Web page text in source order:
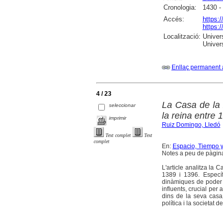
Cronologia:
1430 -
Accés:
Localització:
Enllaç permanent
4 / 23
seleccionar
imprimir
Text complet
Text
complet
La Casa de la
la reina entre
Ruiz Domingo, Lledó
En: Espacio, Tiempo
Notes a peu de
L'article analitza la
1389 i 1396.
dinàmiques de
influents, crucial per
dins de la seva
política i la societat